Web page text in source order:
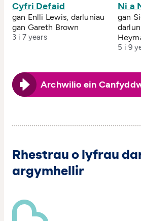
Cyfri Defaid
gan Enlli Lewis, darluniau
gan Gareth Brown
3 i 7 years
Ni a
gan
5 i 9
Archwilio ein
Rhestrau o lyfrau
argymhellir